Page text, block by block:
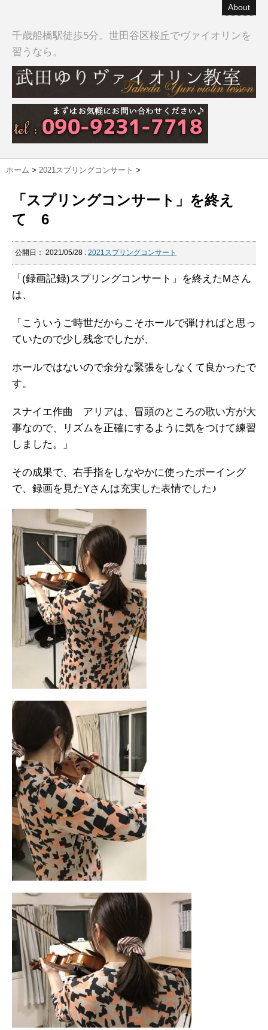
About
千歳船橋駅徒歩5分。世田谷区桜丘でヴァイオリンを
習うなら。
ホーム > 2021スプリングコンサート >
「スプリングコンサート」を終え
て 6
公開日： 2021/05/28 : 2021スプリングコンサート
「(録画記録)スプリングコンサート」を終えたMさん
は、
「こういうご時世だからこそホールで弾ければと思っ
ていたので少し残念でしたが、
ホールではないので余分な緊張をしなくて良かったで
す。
スナイエ作曲 アリアは、冒頭のところの歌い方が大
事なので、リズムを正確にするように気をつけて練習
しました。」
その成果で、右手指をしなやかに使ったボーイング
で、録画を見たYさんは充実した表情でした♪